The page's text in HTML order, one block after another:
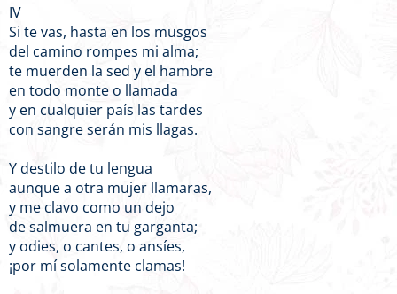
IV
Si te vas, hasta en los musgos
del camino rompes mi alma;
te muerden la sed y el hambre
en todo monte o llamada
y en cualquier país las tardes
con sangre serán mis llagas.
Y destilo de tu lengua
aunque a otra mujer llamaras,
y me clavo como un dejo
de salmuera en tu garganta;
y odies, o cantes, o ansíes,
¡por mí solamente clamas!